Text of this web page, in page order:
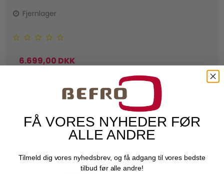
Fjernlager
6.699,00 DKK
VIS PRODUKT
FÅ VORES NYHEDER FØR
ALLE ANDRE
Tilmeld dig vores nyhedsbrev, og få adgang til vores bedste
tilbud før alle andre!